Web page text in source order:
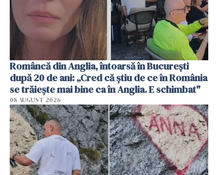
Româncă din Anglia, întoarsă în București
după 20 de ani: „Cred că știu de ce în România
se trăiește mai bine ca în Anglia. E schimbat"
08 AUGUST 2026